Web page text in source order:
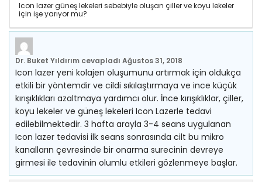
Icon lazer güneş lekeleri sebebiyle oluşan çiller ve koyu lekeler
için işe yarıyor mu?
Dr. Buket Yıldırım cevapladı Ağustos 31, 2018
Icon lazer yeni kolajen oluşumunu artırmak için oldukça
etkili bir yöntemdir ve cildi sıkılaştırmaya ve ince küçük
kırışıklıkları azaltmaya yardımcı olur. İnce kırışıklıklar, çiller,
koyu lekeler ve güneş lekeleri Icon Lazerle tedavi
edilebilmektedir. 3 hafta arayla 3-4 seans uygulanan
Icon lazer tedavisi ilk seans sonrasında cilt bu mikro
kanalların çevresinde bir onarma surecinin devreye
girmesi ile tedavinin olumlu etkileri gözlenmeye başlar.